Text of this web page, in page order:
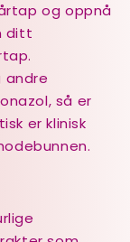
og oppnå
ditt
andre
så er
er klinisk